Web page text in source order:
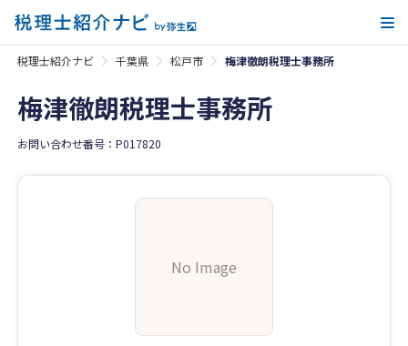
税理士紹介ナビ 千葉県 松戸市 梅津徹朗税理士事務所
梅津徹朗税理士事務所
お問い合わせ番号：P017820
No Image